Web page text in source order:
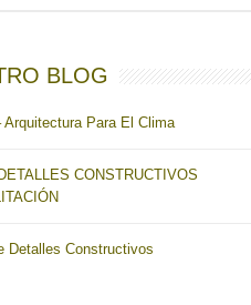
BLOG
Arquitectura Para El Clima
CONSTRUCTIVOS
Detalles Constructivos